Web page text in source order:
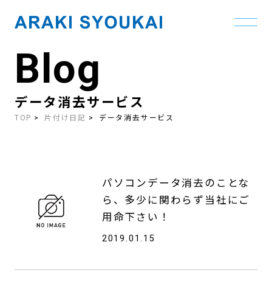
contentBlog
データ消去サービス
TOP 片付け日記 データ消去サービス
パソコンデータ消去のことな
ら、多少に関わらず当社にご
用命下さい！
2019.01.15